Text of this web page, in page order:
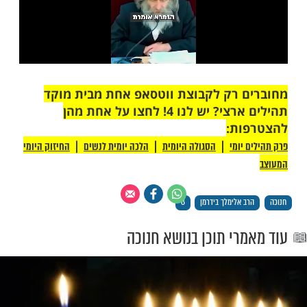
רק לקבוצת ווטסאפ אחת מבית מוקד
תהילים ארצי? יש לנו 4! לחצו על אחת מהן